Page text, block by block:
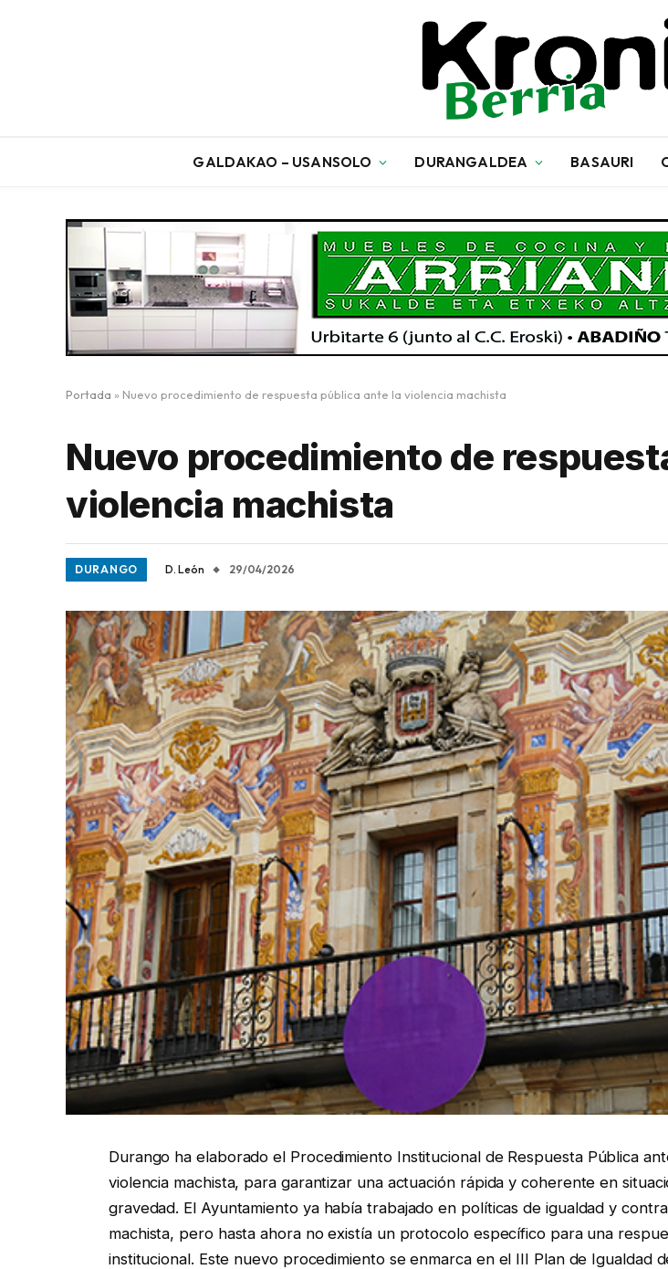
GALDAKAO – USANSOLO DURANGALDEA BASAURI
Portada » Nuevo procedimiento de respuesta pública ante la violencia machista
Nuevo procedimiento de
violencia machista
DURANGO D. León 29/04/2026
Durango ha elaborado el Procedimiento Institucional de Respuesta Pública
violencia machista, para garantizar una actuación rápida y coherente en
gravedad. El Ayuntamiento ya había trabajado en políticas de igualdad y
machista, pero hasta ahora no existía un protocolo específico para una
institucional. Este nuevo procedimiento se enmarca en el III Plan de Igualdad